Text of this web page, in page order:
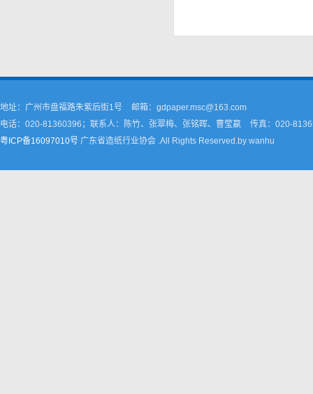
地址：广州市盘福路朱紫后街1号
邮箱：gdpaper.msc@163.com
电话：020-81360396；联系人：陈竹、张翠梅、张铭晖、曹莹嬴
传真：020-
粤ICP备16097010号 广东省造纸行业协会 .All Rights Reserved.by wanhu